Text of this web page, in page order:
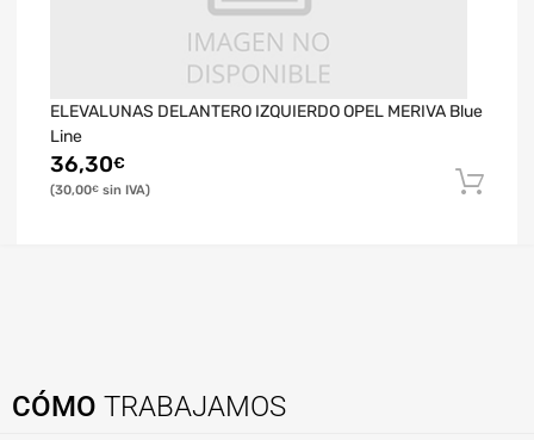
ELEVALUNAS DELANTERO IZQUIERDO OPEL MERIVA Blue
Line
36,30€
30,00€
CÓMO TRABAJAMOS